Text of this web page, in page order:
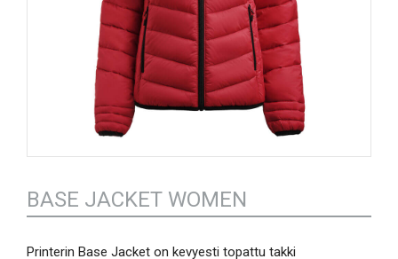
BASE JACKET WOMEN
Printerin Base Jacket on kevyesti topattu takki